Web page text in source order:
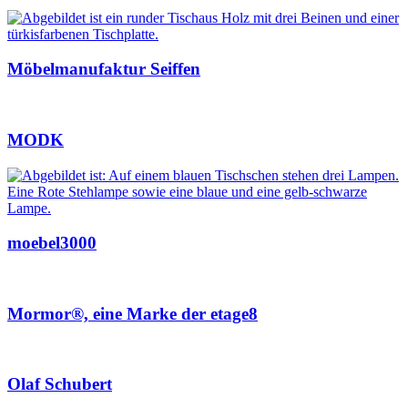
Möbelmanufaktur Seiffen
MODK
moebel3000
Mormor®, eine Marke der etage8
Olaf Schubert